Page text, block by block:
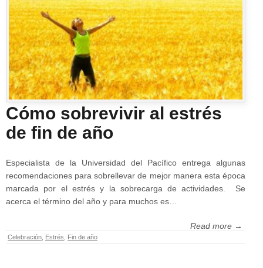
Cómo sobrevivir al estrés
de fin de año
Especialista de la Universidad del Pacífico entrega algunas
recomendaciones para sobrellevar de mejor manera esta época
marcada por el estrés y la sobrecarga de actividades. Se
acerca el término del año y para muchos es…
Read more →
Celebración Estrés Fin de año